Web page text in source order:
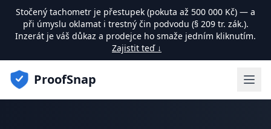
Stočený tachometr je přestupek (pokuta až 500 000 Kč) — a
při úmyslu oklamat i trestný čin podvodu (§ 209 tr. zák.).
Inzerát je váš důkaz a prodejce ho smaže jedním kliknutím.
Zajistit teď ↓
ProofSnap